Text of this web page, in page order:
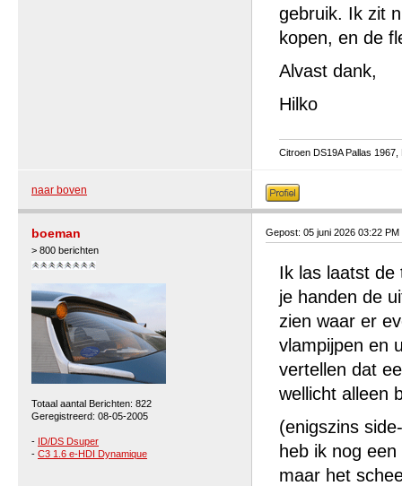
gebruik. Ik zit
kopen, en de
Alvast dank,
Hilko
Citroen DS19A Pallas 1967,
naar boven
boeman
> 800 berichten
Totaal aantal Berichten: 822
Geregistreerd: 08-05-2005
- ID/DS Dsuper
- C3 1.6 e-HDI Dynamique
Gepost: 05 juni 2026 03:22 PM
Ik las laatst de
je handen de
zien waar er
vlampijpen en
vertellen dat
wellicht alleen
(enigszins
heb ik nog
maar het